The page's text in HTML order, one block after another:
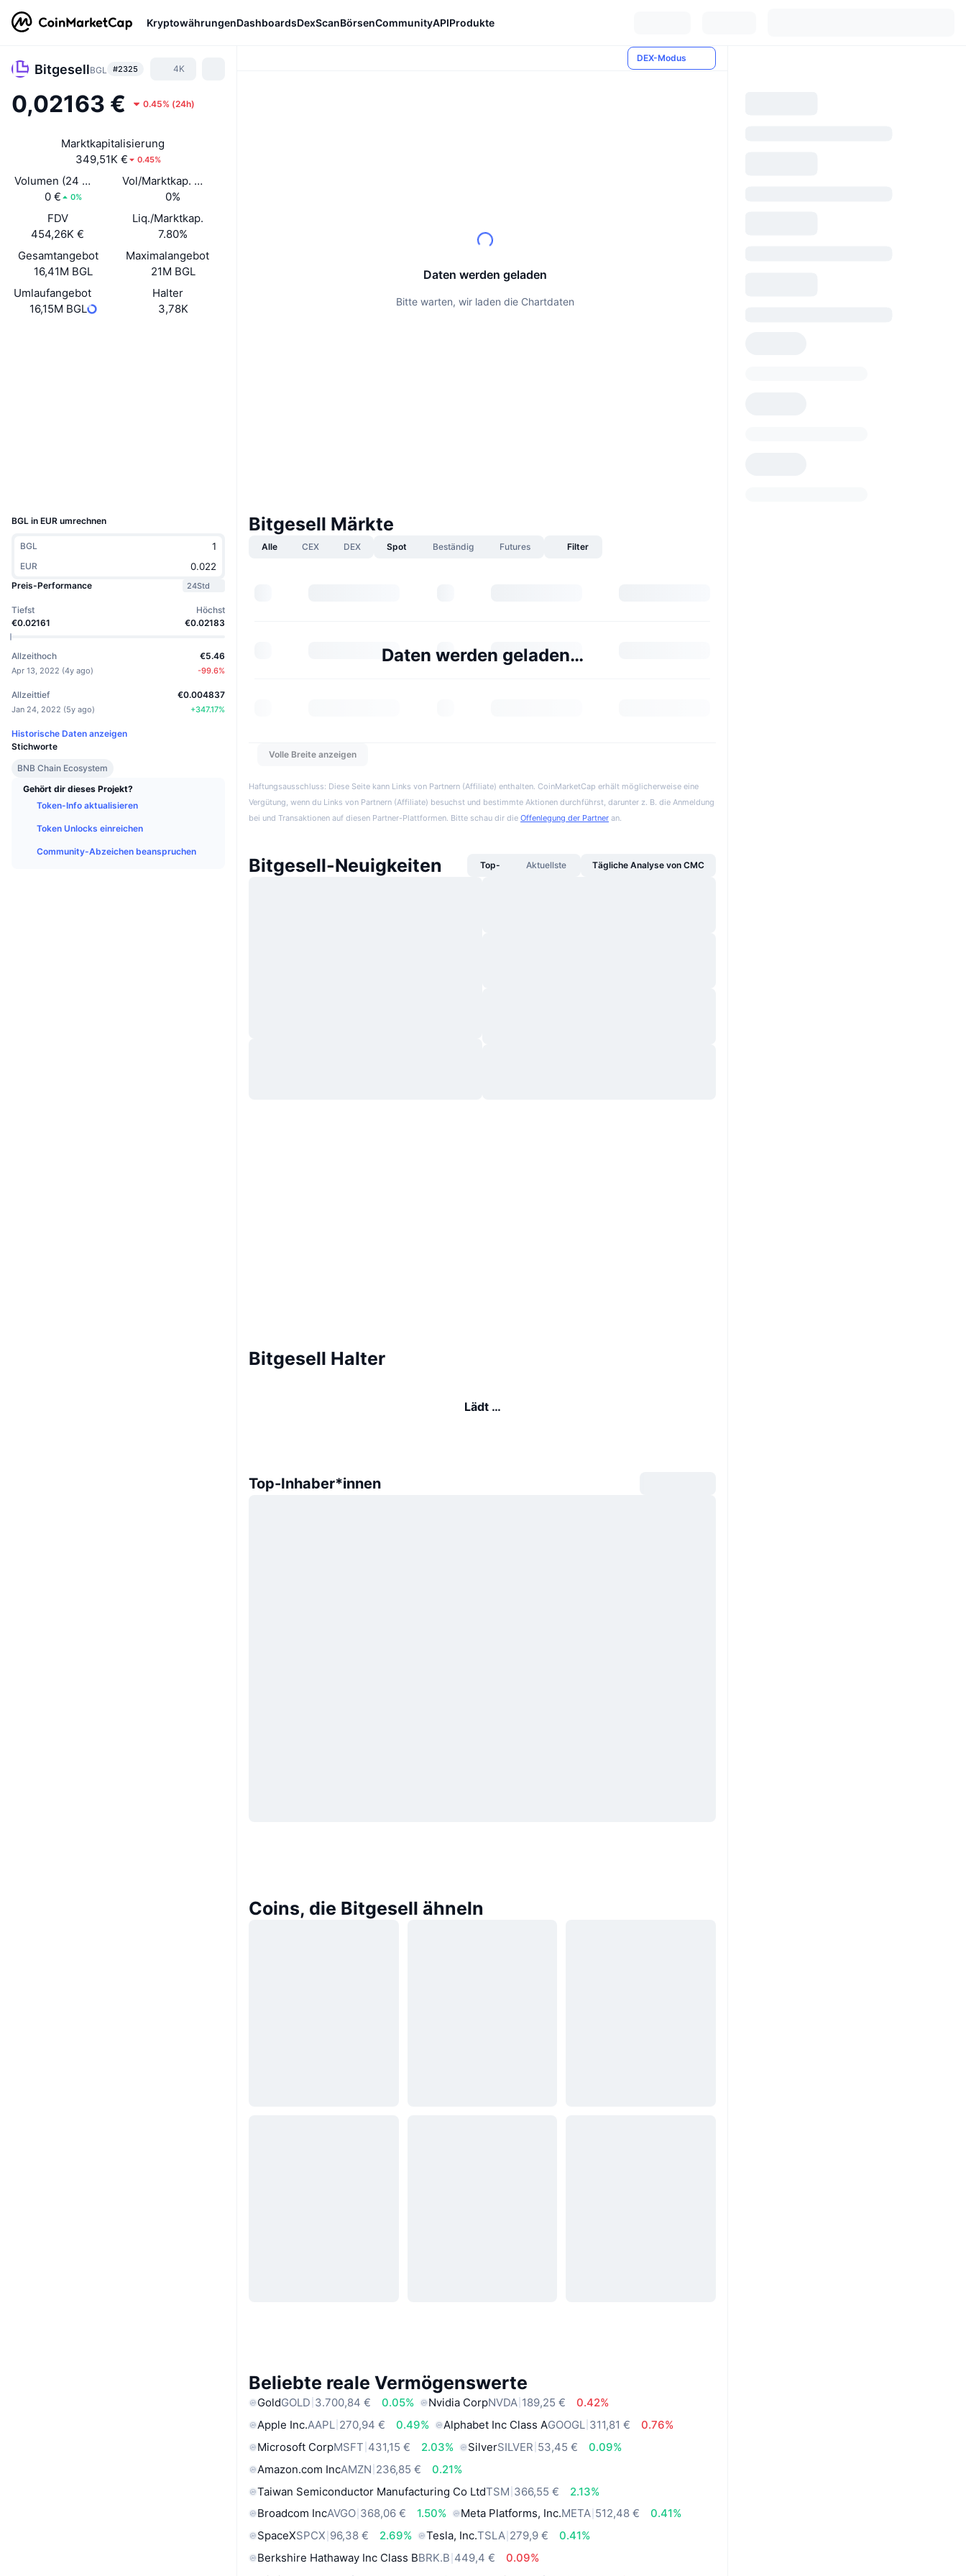
KryptowährungenDashboardsDexScanBörsenCommunityAPIProdukte
BitgesellBGL #2325 4K
0,02163 € 0.45% (24h)
Marktkapitalisierung
349,51K €
0.45%
Volumen (24 Std.)
0 €
0%
Vol/Marktkap. (24 h)
0%
FDV
454,26K €
Liq./Marktkap.
7.80%
Gesamtangebot
16,41M BGL
Maximalangebot
21M BGL
Umlaufangebot
16,15M BGL
Halter
3,78K
BGL in EUR umrechnen
BGL
EUR
Preis-Performance
24Std
Tiefst
€0.02161
Höchst
€0.02183
Allzeithoch
Apr 13, 2022 (4y ago)
€5.46
-99.6%
Allzeittief
Jan 24, 2022 (5y ago)
€0.004837
+347.17%
Historische Daten anzeigen
Stichworte
BNB Chain Ecosystem
Gehört dir dieses Projekt?
Token-Info aktualisieren
Token Unlocks einreichen
Community-Abzeichen beanspruchen
DEX-Modus
Daten werden geladen
Bitte warten, wir laden die Chartdaten
Bitgesell Märkte
Alle CEX DEX Spot Beständig Futures Filter
Daten werden geladen…
Volle Breite anzeigen
Haftungsausschluss: Diese Seite kann Links von Partnern (Affiliate) enthalten. CoinMarketCap erhält möglicherweise eine
Vergütung, wenn du Links von Partnern (Affiliate) besuchst und bestimmte Aktionen durchführst, darunter z. B. die Anmeldung
bei und Transaktionen auf diesen Partner-Plattformen. Bitte schau dir die Offenlegung der Partner an.
Bitgesell-Neuigkeiten Top- Aktuellste Tägliche Analyse von CMC
Bitgesell Halter
Lädt …
Top-Inhaber*innen
Coins, die Bitgesell ähneln
Beliebte reale Vermögenswerte
GoldGOLD 3.700,84 € 0.05% Nvidia CorpNVDA 189,25 €
0.42%
Apple Inc.AAPL 270,94 € 0.49% Alphabet Inc Class AGOOGL 311,81 €
0.76%
Microsoft CorpMSFT 431,15 € 2.03% SilverSILVER 53,45 €
0.09%
Amazon.com IncAMZN 236,85 €
0.21%
Taiwan Semiconductor Manufacturing Co LtdTSM 366,55 €
2.13%
Broadcom IncAVGO 368,06 € 1.50% Meta Platforms, Inc.META 512,48 €
0.41%
SpaceXSPCX 96,38 € 2.69% Tesla, Inc.TSLA 279,9 €
0.41%
Berkshire Hathaway Inc Class BBRK.B 449,4 €
0.09%